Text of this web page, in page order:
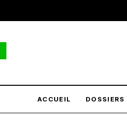
ACCUEIL DOSSIERS